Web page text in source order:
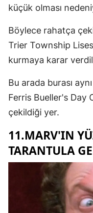
küçük olması
Böylece rahatça
Trier Township
kurmaya karar
Bu arada burası
Ferris Bueller's Day
çekildiği yer.
11.MARV'IN
TARANTULA